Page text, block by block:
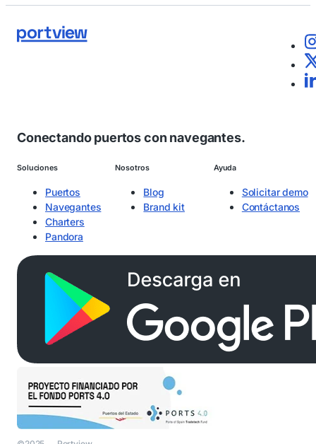
Conectando puertos con navegantes.
Soluciones
Puertos
Navegantes
Charters
Pandora
Nosotros
Blog
Brand kit
Ayuda
Solicitar demo
Contáctanos